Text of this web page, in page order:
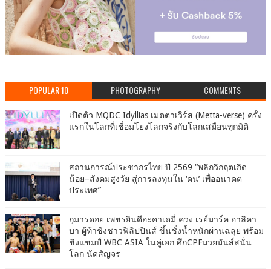
POPULAR 10 PHOTOGRAPHY COMMENTS
เปิดตัว MQDC Idyllias เมตตาเวิร์ส (Metta-verse) ครั้ง
แรกในโลกที่เชื่อมโยงโลกจริงกับโลกเสมือนทุกมิติ
สถานการณ์ประชากรไทย ปี 2569 “พลิกวิกฤตเกิด
น้อย–สังคมสูงวัย สู่การลงทุนใน ‘คน’ เพื่ออนาคต
ประเทศ”
กุมารดอย เพชรยินดีอะคาเดมี่ ควง เรย์มาร์ค อาลิคา
บา ผู้ท้าชิงชาวฟิลิปปินส์ ขึ้นชั่งน้ำหนักผ่านฉลุย พร้อม
ชิงแชมป์ WBC ASIA ในคู่เอก ศึกCPFมวยมันส์สนั่น
โลก นัดสัญจร